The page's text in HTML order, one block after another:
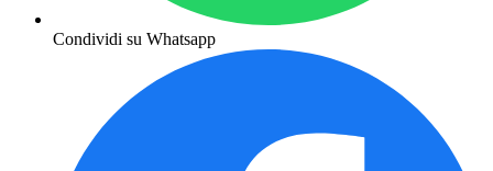
Condividi su Whatsapp